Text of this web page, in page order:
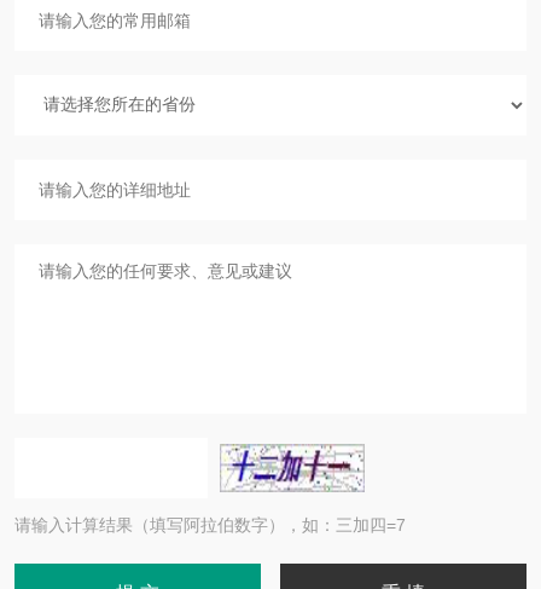
请输入计算结果（填写阿拉伯数字），如：三加四=7